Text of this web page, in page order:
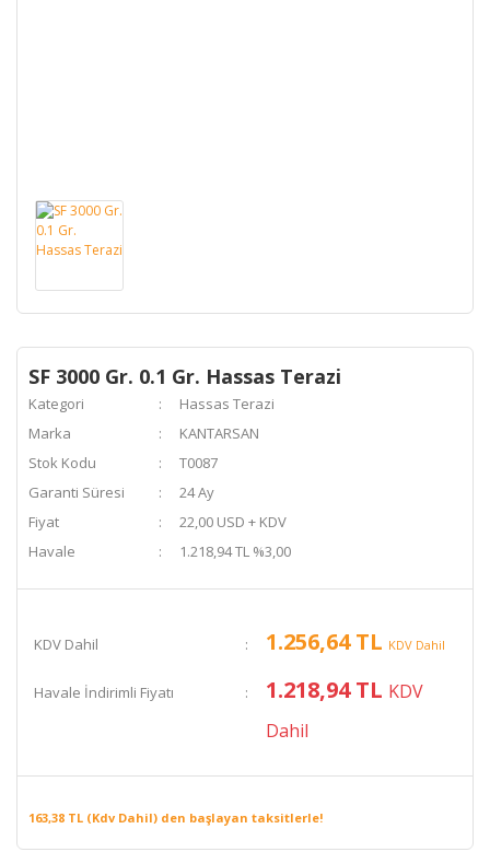
SF 3000 Gr. 0.1 Gr. Hassas Terazi
Kategori
Hassas Terazi
Marka
KANTARSAN
Stok Kodu
T0087
Garanti Süresi
24 Ay
Fiyat
22,00 USD + KDV
Havale
1.218,94 TL %3,00
KDV Dahil 1.256,64 TL KDV Dahil
Havale İndirimli Fiyatı 1.218,94 TL KDV
Dahil
163,38 TL (Kdv Dahil) den başlayan taksitlerle!